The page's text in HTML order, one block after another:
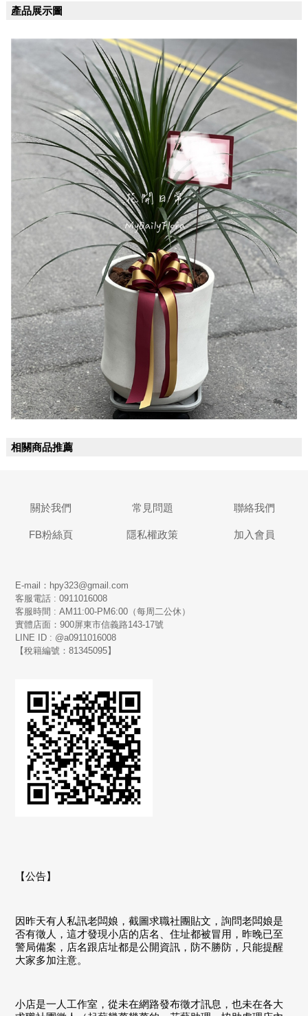
產品展示圖
相關商品推薦
關於我們 常見問題 聯絡我們
FB粉絲頁 隱私權政策 加入會員
E-mail：hpy323@gmail.com
客服電話 : 0911016008
客服時間 : AM11:00-PM6:00（每周二公休）
實體店面：900屏東市信義路143-17號
LINE ID : @a0911016008
【稅籍編號：81345095】
【公告】
因昨天有人私訊老闆娘，截圖求職社團貼文，詢問老闆娘是
否有徵人，這才發現小店的店名、住址都被冒用，昨晚已至
警局備案，店名跟店址都是公開資訊，防不勝防，只能提醒
大家多加注意。
小店是一人工作室，從未在網路發布徵才訊息，也未在各大